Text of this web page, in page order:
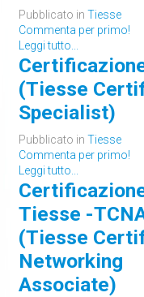
Pubblicato in Tiesse
Commenta per primo!
Leggi tutto...
(Tiesse
Specialist)
Pubblicato in Tiesse
Commenta per primo!
Leggi tutto...
Tiesse -
(Tiesse
Networking
Associate)